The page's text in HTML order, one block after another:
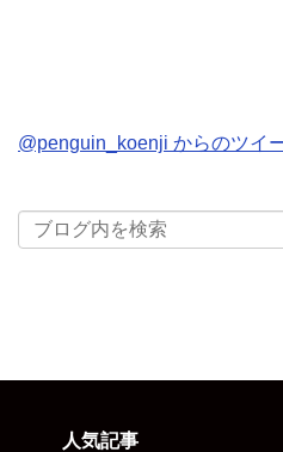
@penguin_koenji からのツイ
人気記事